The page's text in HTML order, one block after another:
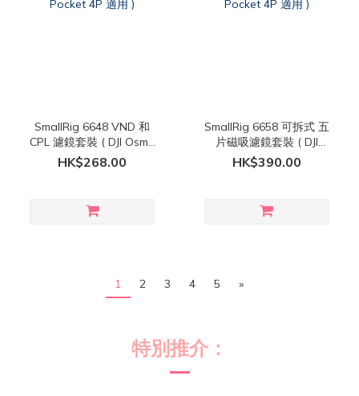
SmallRig 6648 VND 和
CPL 濾鏡套裝 ( DJI Osmo
Pocket 4P 適用 )
HK$268.00
SmallRig 6658 可拆式 五
片磁吸濾鏡套裝 ( DJI
Osmo Pocket 4P 適用 )
HK$390.00
1 2 3 4 5 »
特別推介 ：